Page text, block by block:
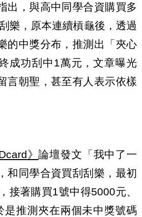
出，與高中同學合資購買多
樂，原本連續槓龜後，透過
的中獎分布，推測出「夾心
成功刮中1萬元，文章曝光
言朝聖，甚至有人表示依樣
Dcard》論壇發文「我中了一
和同學合資買刮刮樂，最初
接著購買1號中得5000元、
是推測夾在兩個未中獎號碼